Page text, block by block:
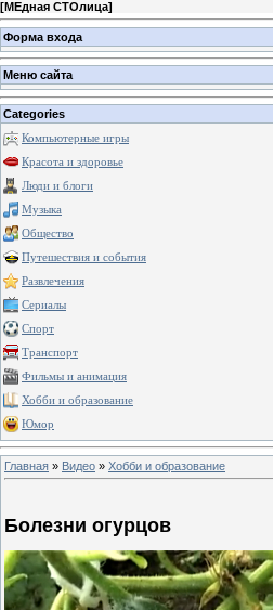
[МЕдная СТОлица]
Форма входа
Меню сайта
Categories
Компьютерные игры
Красота и здоровье
Люди и блоги
Музыка
Общество
Путешествия и события
Развлечения
Сериалы
Спорт
Транспорт
Фильмы и анимация
Хобби и образование
Юмор
Главная » Видео » Хобби и образование
Болезни огурцов